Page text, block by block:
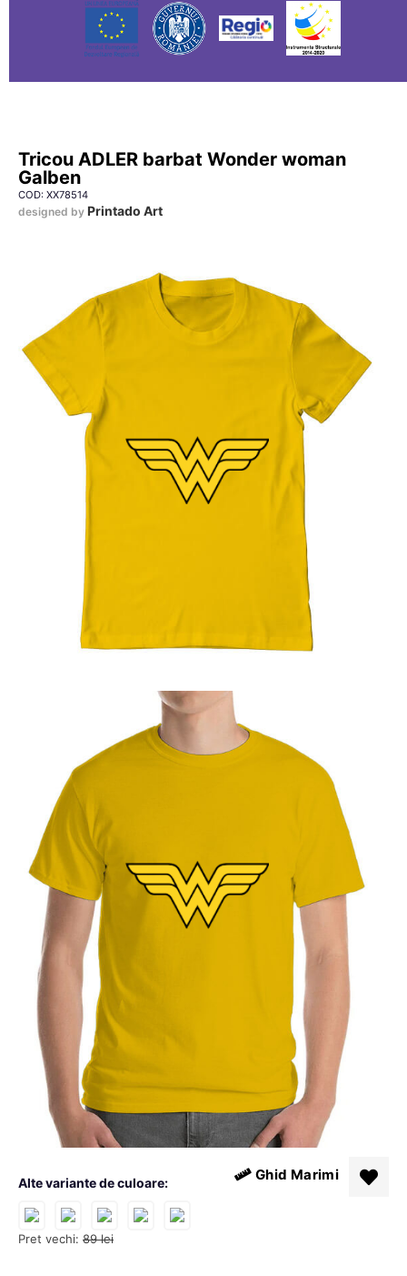
Tricou ADLER barbat Wonder woman
Galben
COD: XX78514
designed by Printado Art
Pret vechi: 89 lei
Alte variante de culoare: Ghid Marimi